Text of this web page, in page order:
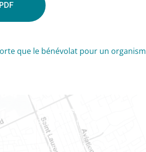
que le bénévolat pour un
Est ontarien
888, rue Notre-Dame
Case postale 101
Embrun (Ontario) K0A 1W1